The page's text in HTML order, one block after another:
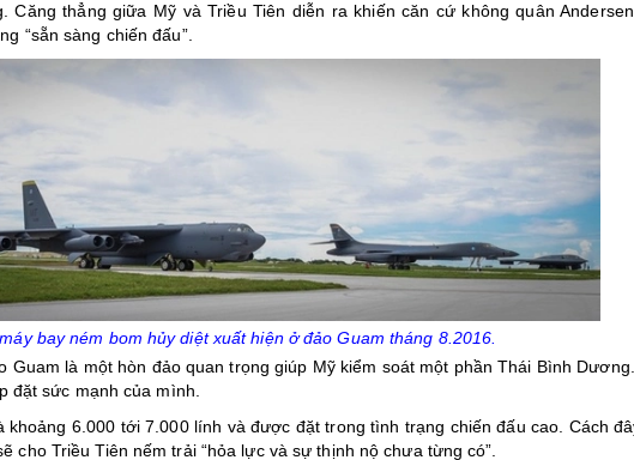
Căng thẳng giữa Mỹ và Triều Tiên diễn ra khiến căn cứ không quân
“sẵn sàng chiến đấu”.
bay ném bom hủy diệt xuất hiện ở đảo Guam tháng 8.2016.
Guam là một hòn đảo quan trọng giúp Mỹ kiểm soát một phần Thái Bình
đặt sức mạnh của mình.
khoảng 6.000 tới 7.000 lính và được đặt trong tình trạng chiến đấu cao. Cách
cho Triều Tiên nếm trải “hỏa lực và sự thịnh nộ chưa từng có”.